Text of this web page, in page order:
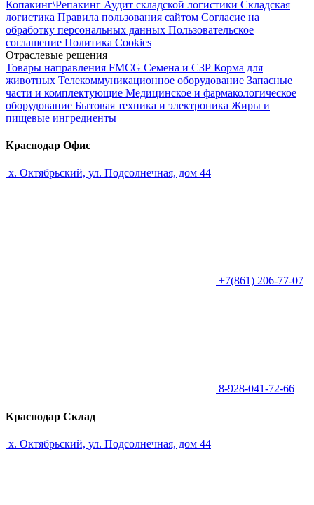
Копакинг\Репакинг Аудит складской логистики Складская
логистика Правила пользования сайтом Согласие на
обработку персональных данных Пользовательское
соглашение Политика Cookies
Отраслевые решения
Товары направления FMCG Семена и СЗР Корма для
животных Телекоммуникационное оборудование Запасные
части и комплектующие Медицинское и фармакологическое
оборудование Бытовая техника и электроника Жиры и
пищевые ингредиенты
Краснодар Офис
х. Октябрьский, ул. Подсолнечная, дом 44
+7(861) 206-77-07
8-928-041-72-66
Краснодар Склад
х. Октябрьский, ул. Подсолнечная, дом 44